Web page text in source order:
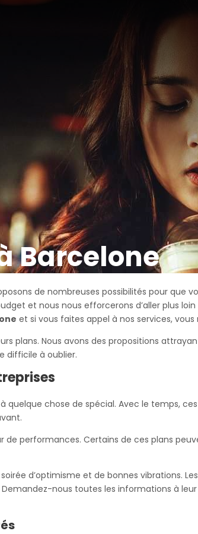
Barcelone
de nombreuses possibilités pour que
et nous nous efforcerons d’aller plus
et si vous faites appel à nos services,
plans. Nous avons des propositions
difficile à oublier.
quelque chose de spécial. Avec le temps,
de performances. Certains de ces plans
d’optimisme et de bonnes vibrations.
nous toutes les informations à